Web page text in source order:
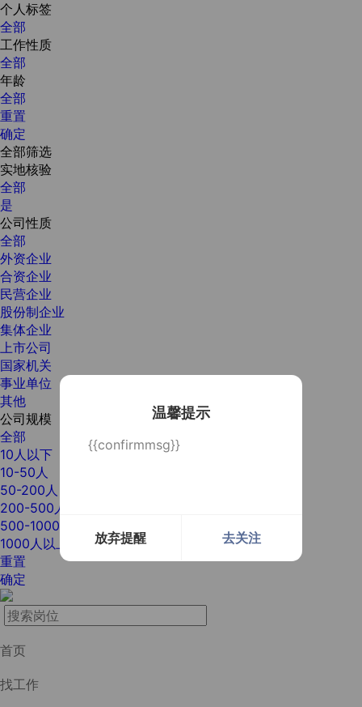
温馨提示
{{confirmmsg}}
放弃提醒 去关注
个人标签
全部
工作性质
全部
年龄
全部
重置
确定
全部筛选
实地核验
全部
是
公司性质
全部
外资企业
合资企业
民营企业
股份制企业
集体企业
上市公司
国家机关
事业单位
其他
公司规模
全部
10人以下
10-50人
50-200人
200-500人
500-1000人
1000人以上
重置
确定
首页
找工作